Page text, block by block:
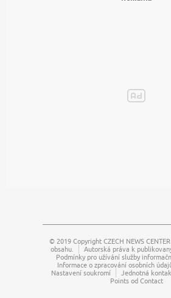
© 2019 Copyright CZECH NEWS CENTER
obsahu.
Autorská práva k
Podmínky pro užívání služby
Informace o zpracování osobních
Nastavení soukromí
Jednotná
Points od Contact